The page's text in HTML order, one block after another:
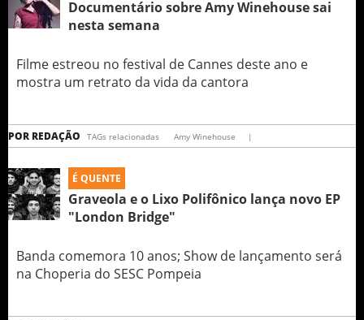
Documentário sobre Amy Winehouse sai
nesta semana
Filme estreou no festival de Cannes deste ano e
mostra um retrato da vida da cantora
POR REDAÇÃO TAGs relacionadas Amy Winehouse |
É QUENTE
Graveola e o Lixo Polifônico lança novo EP
"London Bridge"
Banda comemora 10 anos; Show de lançamento será
na Choperia do SESC Pompeia